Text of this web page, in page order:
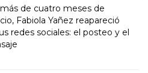
más de cuatro meses de
Fabiola Yañez reapareció
redes sociales: el posteo y el